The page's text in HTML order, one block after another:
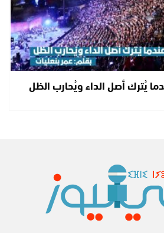
يُترك أصل الداء ويُحارب الظل